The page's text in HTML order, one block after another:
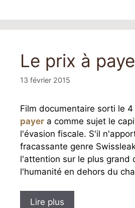
Le prix à
13 février 2015
Film documentaire sorti le 4
payer a comme sujet le
l'évasion fiscale. S'il
fracassante genre
l'attention sur le plus grand
l'humanité en dehors du
Lire plus